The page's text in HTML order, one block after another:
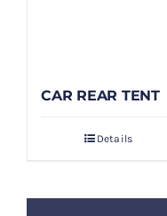
CAR REAR TENT
Details